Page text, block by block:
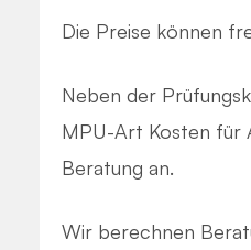
Die Preise können
Neben der
MPU-Art Kosten für
Beratung an.
Wir berechnen